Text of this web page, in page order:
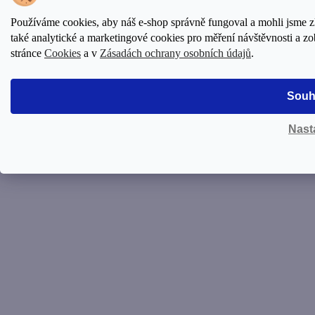
Používáme cookies, aby náš e-shop správně fungoval a mohli jsme
také analytické a marketingové cookies pro měření návštěvnosti a
stránce Cookies a v Zásadách ochrany osobních údajů.
Shop. Všechna práva vyhrazena.Upravit nastavení cookies